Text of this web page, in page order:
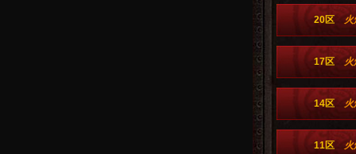
20区
17区
14区
11区